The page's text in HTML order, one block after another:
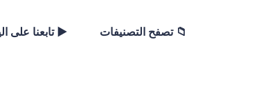
📁 تصفح التصنيفات ▶️ تابعنا على